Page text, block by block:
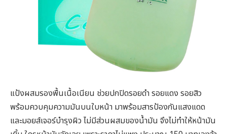
แป้งผสมรองพื้นเนื้อเนียน ช่วยปกปิดรอยดำ รอยแดง รอยสิว
พร้อมควบคุมความมันบนใบหน้า มาพร้อมสารป้องกันแสงแดด
และมอยส์เจอร์บำรุงผิว ไม่มีส่วนผสมของน้ำมัน จึงไม่ทำให้หน้ามัน